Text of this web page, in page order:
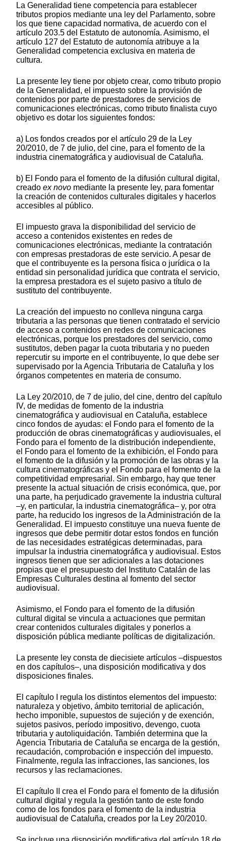
La Generalidad tiene competencia para establecer
tributos propios mediante una ley del Parlamento, sobre
los que tiene capacidad normativa, de acuerdo con el
artículo 203.5 del Estatuto de autonomía. Asimismo, el
artículo 127 del Estatuto de autonomía atribuye a la
Generalidad competencia exclusiva en materia de
cultura.
La presente ley tiene por objeto crear, como tributo propio
de la Generalidad, el impuesto sobre la provisión de
contenidos por parte de prestadores de servicios de
comunicaciones electrónicas, como tributo finalista cuyo
objetivo es dotar los siguientes fondos:
a) Los fondos creados por el artículo 29 de la Ley
20/2010, de 7 de julio, del cine, para el fomento de la
industria cinematográfica y audiovisual de Cataluña.
b) El Fondo para el fomento de la difusión cultural digital,
creado ex novo mediante la presente ley, para fomentar
la creación de contenidos culturales digitales y hacerlos
accesibles al público.
El impuesto grava la disponibilidad del servicio de
acceso a contenidos existentes en redes de
comunicaciones electrónicas, mediante la contratación
con empresas prestadoras de este servicio. A pesar de
que el contribuyente es la persona física o jurídica o la
entidad sin personalidad jurídica que contrata el servicio,
la empresa prestadora es el sujeto pasivo a título de
sustituto del contribuyente.
La creación del impuesto no conlleva ninguna carga
tributaria a las personas que tienen contratado el servicio
de acceso a contenidos en redes de comunicaciones
electrónicas, porque los prestadores del servicio, como
sustitutos, deben pagar la cuota tributaria y no pueden
repercutir su importe en el contribuyente, lo que debe ser
supervisado por la Agencia Tributaria de Cataluña y los
órganos competentes en materia de consumo.
La Ley 20/2010, de 7 de julio, del cine, dentro del capítulo
IV, de medidas de fomento de la industria
cinematográfica y audiovisual en Cataluña, establece
cinco fondos de ayudas: el Fondo para el fomento de la
producción de obras cinematográficas y audiovisuales, el
Fondo para el fomento de la distribución independiente,
el Fondo para el fomento de la exhibición, el Fondo para
el fomento de la difusión y la promoción de las obras y la
cultura cinematográficas y el Fondo para el fomento de la
competitividad empresarial. Sin embargo, hay que tener
presente la actual situación de crisis económica, que, por
una parte, ha perjudicado gravemente la industria cultural
–y, en particular, la industria cinematográfica– y, por otra
parte, ha reducido los ingresos de la Administración de la
Generalidad. El impuesto constituye una nueva fuente de
ingresos que debe permitir dotar estos fondos en función
de las necesidades estratégicas determinadas, para
impulsar la industria cinematográfica y audiovisual. Estos
ingresos tienen que ser adicionales a las dotaciones
propias que el presupuesto del Instituto Catalán de las
Empresas Culturales destina al fomento del sector
audiovisual.
Asimismo, el Fondo para el fomento de la difusión
cultural digital se vincula a actuaciones que permitan
crear contenidos culturales digitales y ponerlos a
disposición pública mediante políticas de digitalización.
La presente ley consta de diecisiete artículos –dispuestos
en dos capítulos–, una disposición modificativa y dos
disposiciones finales.
El capítulo I regula los distintos elementos del impuesto:
naturaleza y objetivo, ámbito territorial de aplicación,
hecho imponible, supuestos de sujeción y de exención,
sujetos pasivos, período impositivo, devengo, cuota
tributaria y autoliquidación. También determina que la
Agencia Tributaria de Cataluña se encarga de la gestión,
recaudación, comprobación e inspección del impuesto.
Finalmente, regula las infracciones, las sanciones, los
recursos y las reclamaciones.
El capítulo II crea el Fondo para el fomento de la difusión
cultural digital y regula la gestión tanto de este fondo
como de los fondos para el fomento de la industria
audiovisual de Cataluña, creados por la Ley 20/2010.